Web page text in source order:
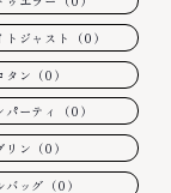
トジャスト（0）
タン（0）
パーティ（0）
リン（0）
バッグ（0）